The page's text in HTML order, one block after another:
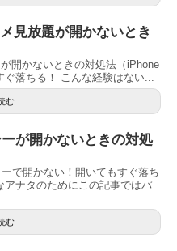
見放題が開かないとき
開かないときの対処法（iPhone
落ちる！ こんな経験はない...
む
が開かないときの対処
で開かない！開いてもすぐ落ち
ナタのためにこの記事ではパ
む